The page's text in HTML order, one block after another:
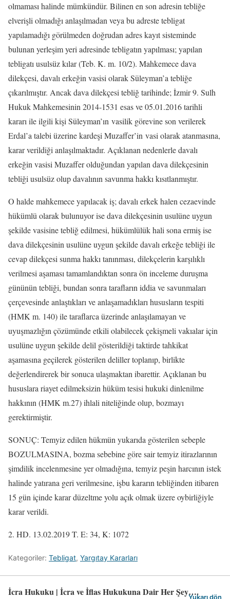
olmaması halinde mümkündür. Bilinen en son adresin tebliğe
elverişli olmadığı anlaşılmadan veya bu adreste tebligat
yapılamadığı görülmeden doğrudan adres kayıt sisteminde
bulunan yerleşim yeri adresinde tebligatın yapılması; yapılan
tebligatı usulsüz kılar (Teb. K. m. 10/2). Mahkemece dava
dilekçesi, davalı erkeğin vasisi olarak Süleyman’a tebliğe
çıkarılmıştır. Ancak dava dilekçesi tebliğ tarihinde; İzmir 9. Sulh
Hukuk Mahkemesinin 2014-1531 esas ve 05.01.2016 tarihli
kararı ile ilgili kişi Süleyman’ın vasilik görevine son verilerek
Erdal’a talebi üzerine kardeşi Muzaffer’in vasi olarak atanmasına,
karar verildiği anlaşılmaktadır. Açıklanan nedenlerle davalı
erkeğin vasisi Muzaffer olduğundan yapılan dava dilekçesinin
tebliği usulsüz olup davalının savunma hakkı kısıtlanmıştır.
O halde mahkemece yapılacak iş; davalı erkek halen cezaevinde
hükümlü olarak bulunuyor ise dava dilekçesinin usulüne uygun
şekilde vasisine tebliğ edilmesi, hükümlülük hali sona ermiş ise
dava dilekçesinin usulüne uygun şekilde davalı erkeğe tebliği ile
cevap dilekçesi sunma hakkı tanınması, dilekçelerin karşılıklı
verilmesi aşaması tamamlandıktan sonra ön inceleme duruşma
gününün tebliği, bundan sonra tarafların iddia ve savunmaları
çerçevesinde anlaştıkları ve anlaşamadıkları hususların tespiti
(HMK m. 140) ile taraflarca üzerinde anlaşılamayan ve
uyuşmazlığın çözümünde etkili olabilecek çekişmeli vakıalar için
usulüne uygun şekilde delil gösterildiği taktirde tahkikat
aşamasına geçilerek gösterilen deliller toplanıp, birlikte
değerlendirerek bir sonuca ulaşmaktan ibarettir. Açıklanan bu
hususlara riayet edilmeksizin hüküm tesisi hukuki dinlenilme
hakkının (HMK m.27) ihlali niteliğinde olup, bozmayı
gerektirmiştir.
SONUÇ: Temyiz edilen hükmün yukarıda gösterilen sebeple
BOZULMASINA, bozma sebebine göre sair temyiz itirazlarının
şimdilik incelenmesine yer olmadığına, temyiz peşin harcının istek
halinde yatırana geri verilmesine, işbu kararın tebliğinden itibaren
15 gün içinde karar düzeltme yolu açık olmak üzere oybirliğiyle
karar verildi.
2. HD. 13.02.2019 T. E: 34, K: 1072
Kategoriler: Tebligat, Yargıtay Kararları
İcra Hukuku | İcra ve İflas Hukukuna Dair Her Şey….Yukarı dön